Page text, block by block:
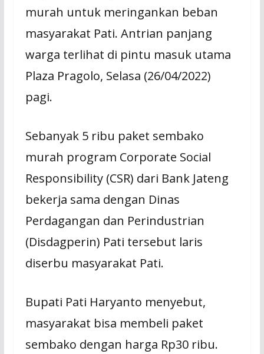
murah untuk meringankan beban
masyarakat Pati. Antrian panjang
warga terlihat di pintu masuk utama
Plaza Pragolo, Selasa (26/04/2022)
pagi.
Sebanyak 5 ribu paket sembako
murah program Corporate Social
Responsibility (CSR) dari Bank Jateng
bekerja sama dengan Dinas
Perdagangan dan Perindustrian
(Disdagperin) Pati tersebut laris
diserbu masyarakat Pati.
Bupati Pati Haryanto menyebut,
masyarakat bisa membeli paket
sembako dengan harga Rp30 ribu.